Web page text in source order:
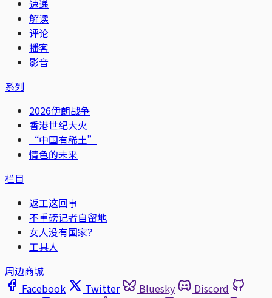
速递
解读
评论
播客
影音
系列
2026伊朗战争
香港世纪大火
“中国有稀土”
情色的未来
栏目
返工这回事
不重磅记者自留地
女人没有国家？
工具人
周边商城
Facebook
Twitter Bluesky
Discord